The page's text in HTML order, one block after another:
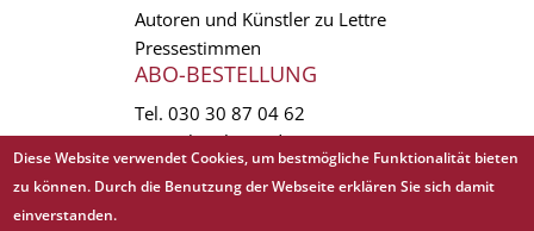
Autoren und Künstler zu Lettre
Pressestimmen
ABO-BESTELLUNG
Tel. 030 30 87 04 62
vertrieb(at)lettre.de
Copyright © 1988 - 2026 Lettre International. All rights reserved.
Diese Website verwendet Cookies, um bestmögliche Funktionalität bieten
zu können. Durch die Benutzung der Webseite erklären Sie sich damit
einverstanden.